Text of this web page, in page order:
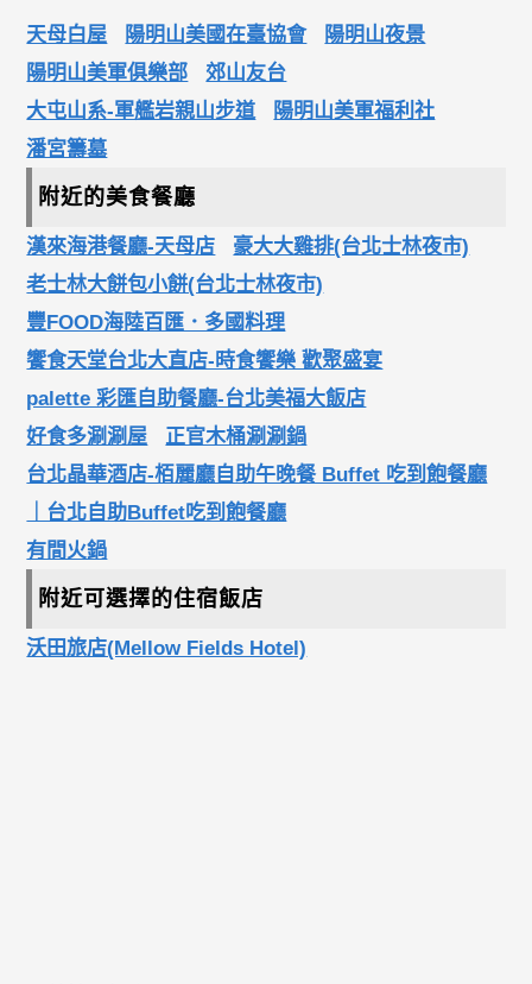
天母白屋 陽明山美國在臺協會
陽明山夜景
陽明山美軍俱樂部
郊山友台
大屯山系-軍艦岩親山步道
陽明山美軍福利社
潘宮籌墓
附近的美食餐廳
漢來海港餐廳-天母店
豪大大雞排(台北士林夜市)
老士林大餅包小餅(台北士林夜市)
豐FOOD海陸百匯．多國料理
饗食天堂台北大直店-時食饗樂 歡聚盛宴
palette 彩匯自助餐廳-台北美福大飯店
好食多涮涮屋
正官木桶涮涮鍋
台北晶華酒店-栢麗廳自助午晚餐 Buffet 吃到飽餐廳
｜台北自助Buffet吃到飽餐廳
有間火鍋
附近可選擇的住宿飯店
沃田旅店(Mellow Fields Hotel)